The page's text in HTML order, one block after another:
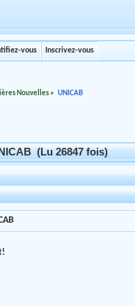
vous Inscrivez-vous
Nouvelles» UNICAB
(Lu 26847 fois)